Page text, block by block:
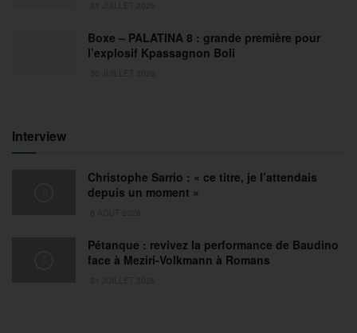
Boxe – PALATINA 8 : grande première pour
l’explosif Kpassagnon Boli
Interview
Christophe Sarrio : « ce titre, je l’attendais
depuis un moment »
Pétanque : revivez la performance de Baudino
face à Meziri-Volkmann à Romans